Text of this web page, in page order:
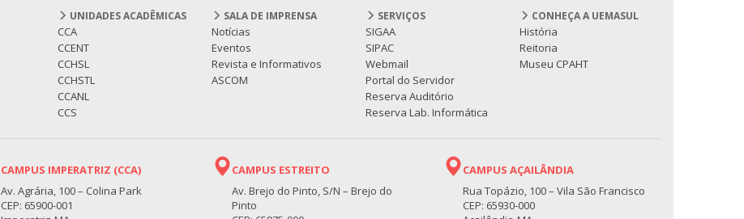
UNIDADES ACADÊMICAS
CCA
CCENT
CCHSL
CCHSTL
CCANL
CCS
SALA DE IMPRENSA
Notícias
Eventos
Revista e Informativos
ASCOM
SERVIÇOS
SIGAA
SIPAC
Webmail
Portal do Servidor
Reserva Auditório
Reserva Lab. Informática
CONHEÇA A UEMASUL
História
Reitoria
Museu CPAHT
CAMPUS IMPERATRIZ (CCA)
Av. Agrária, 100 – Colina Park
CEP: 65900-001
CAMPUS ESTREITO
Av. Brejo do Pinto, S/N – Brejo do
Pinto
CAMPUS AÇAILÂNDIA
Rua Topázio, 100 – Vila São Francisco
CEP: 65930-000